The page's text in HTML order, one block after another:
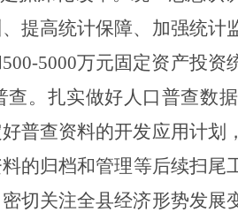
提高统计保障、加强统计
500-5000万元固定资产投资
。 扎实做好人口普查数
普查资料的开发应用计划
的归档和管理等后续扫尾
切关注全县经济形势发展